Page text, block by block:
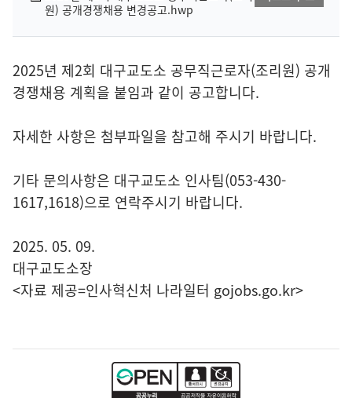
원) 공개경쟁채용 변경공고.hwp
2025년 제2회 대구교도소 공무직근로자(조리원) 공개
경쟁채용 계획을 붙임과 같이 공고합니다.
자세한 사항은 첨부파일을 참고해 주시기 바랍니다.
기타 문의사항은 대구교도소 인사팀(053-430-
1617,1618)으로 연락주시기 바랍니다.
2025. 05. 09.
대구교도소장
<자료 제공=인사혁신처 나라일터 gojobs.go.kr>